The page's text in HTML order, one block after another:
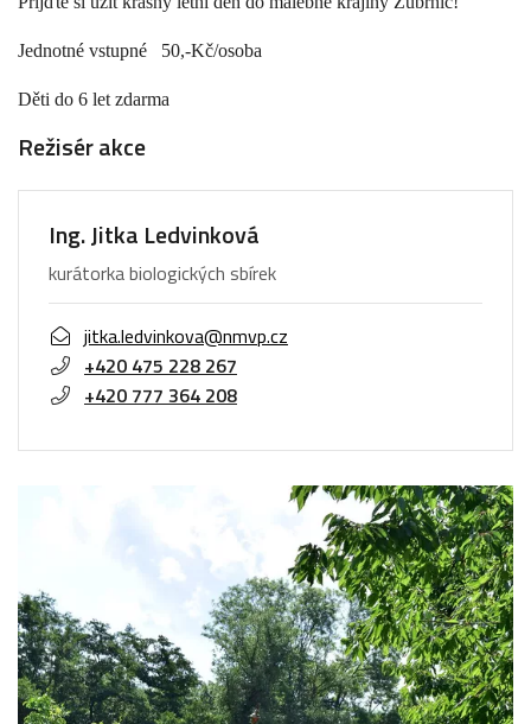
Jednotné vstupné 50,-Kč/osoba
Děti do 6 let zdarma
Režisér akce
Ing. Jitka Ledvinková
kurátorka biologických sbírek
jitka.ledvinkova@nmvp.cz
+420 475 228 267
+420 777 364 208